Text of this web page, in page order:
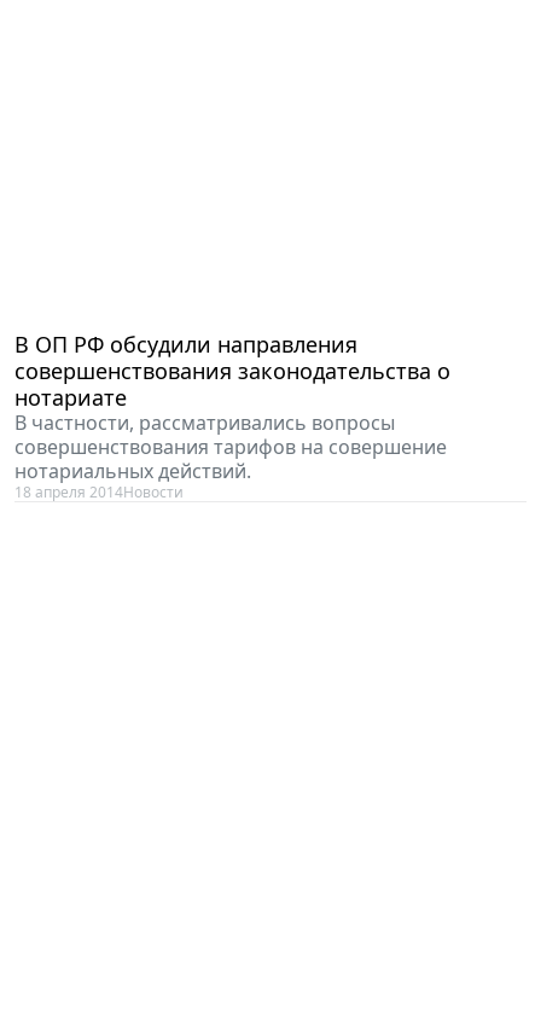
В ОП РФ обсудили направления
совершенствования законодательства о
нотариате
В частности, рассматривались вопросы
совершенствования тарифов на совершение
нотариальных действий.
18 апреля 2014Новости